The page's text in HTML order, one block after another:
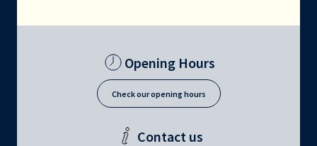
Opening Hours
Check our opening hours
Contact us